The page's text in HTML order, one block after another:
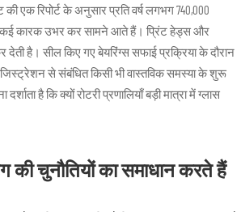
एक रिपोर्ट के अनुसार प्रति वर्ष लगभग 740,000
कई कारक उभर कर सामने आते हैं। प्रिंट हेड्स और
है। सील किए गए बेयरिंग्स सफाई प्रक्रिया के दौरान
से संबंधित किसी भी वास्तविक समस्या के शुरू
है कि क्यों रोटरी प्रणालियाँ बड़ी मात्रा में ग्लास
की चुनौतियों का समाधान करते हैं